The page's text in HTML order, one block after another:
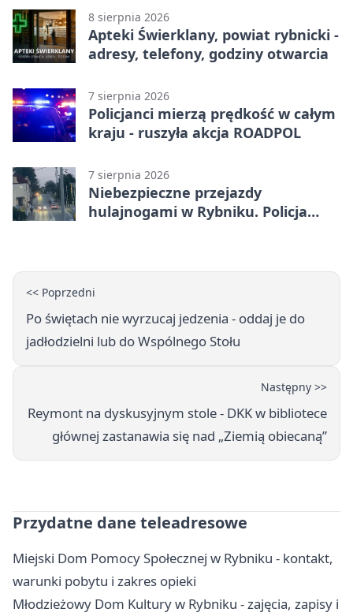
otwarcia
8 sierpnia 2026
Apteki Świerklany, powiat rybnicki -
adresy, telefony, godziny otwarcia
7 sierpnia 2026
Policjanci mierzą prędkość w całym
kraju - ruszyła akcja ROADPOL
7 sierpnia 2026
Niebezpieczne przejazdy
hulajnogami w Rybniku. Policja
<< Poprzedni
Po świętach nie wyrzucaj jedzenia - oddaj je do
jadłodzielni lub do Wspólnego Stołu
Następny >>
Reymont na dyskusyjnym stole - DKK w bibliotece
głównej zastanawia się nad „Ziemią obiecaną”
Przydatne dane teleadresowe
Miejski Dom Pomocy Społecznej w Rybniku - kontakt,
warunki pobytu i zakres opieki
Młodzieżowy Dom Kultury w Rybniku - zajęcia, zapisy i